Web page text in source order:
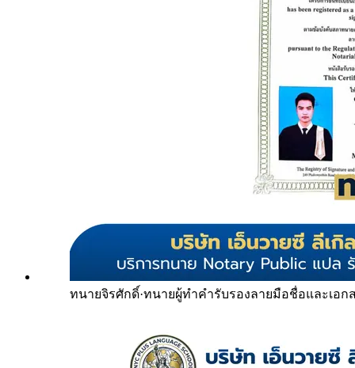
ทนายจิรศักดิ์·ทนายผู้ทำคำรับรองลายมือชื่อและเอก